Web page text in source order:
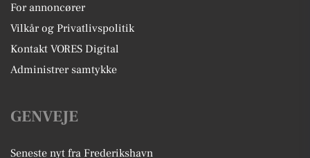
For annoncører
Vilkår og Privatlivspolitik
Kontakt VORES Digital
Administrer samtykke
GENVEJE
Seneste nyt fra Frederikshavn